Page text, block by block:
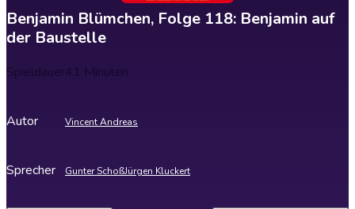
Benjamin Blümchen, Folge 118: Benjamin auf
der Baustelle
Spieldauer41 Minuten
Autor Vincent Andreas
Sprecher Gunter SchoßJürgen Kluckert